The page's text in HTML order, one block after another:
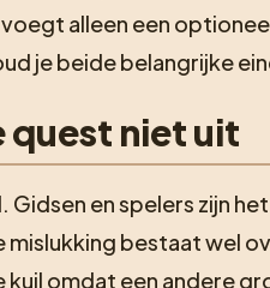
alleen een
je beide belangrijke
niet uit
en spelers zijn
bestaat wel
kuil omdat een andere